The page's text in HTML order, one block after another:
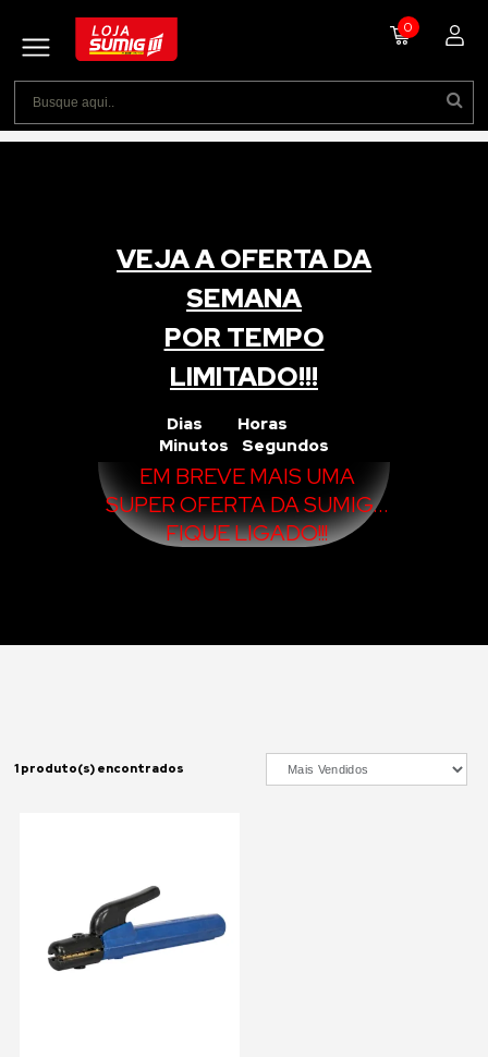
0
VEJA A OFERTA DA
SEMANA
POR TEMPO
LIMITADO!!!
Dias Horas
Minutos Segundos
EM BREVE MAIS UMA
SUPER OFERTA DA SUMIG...
FIQUE LIGADO!!!
1